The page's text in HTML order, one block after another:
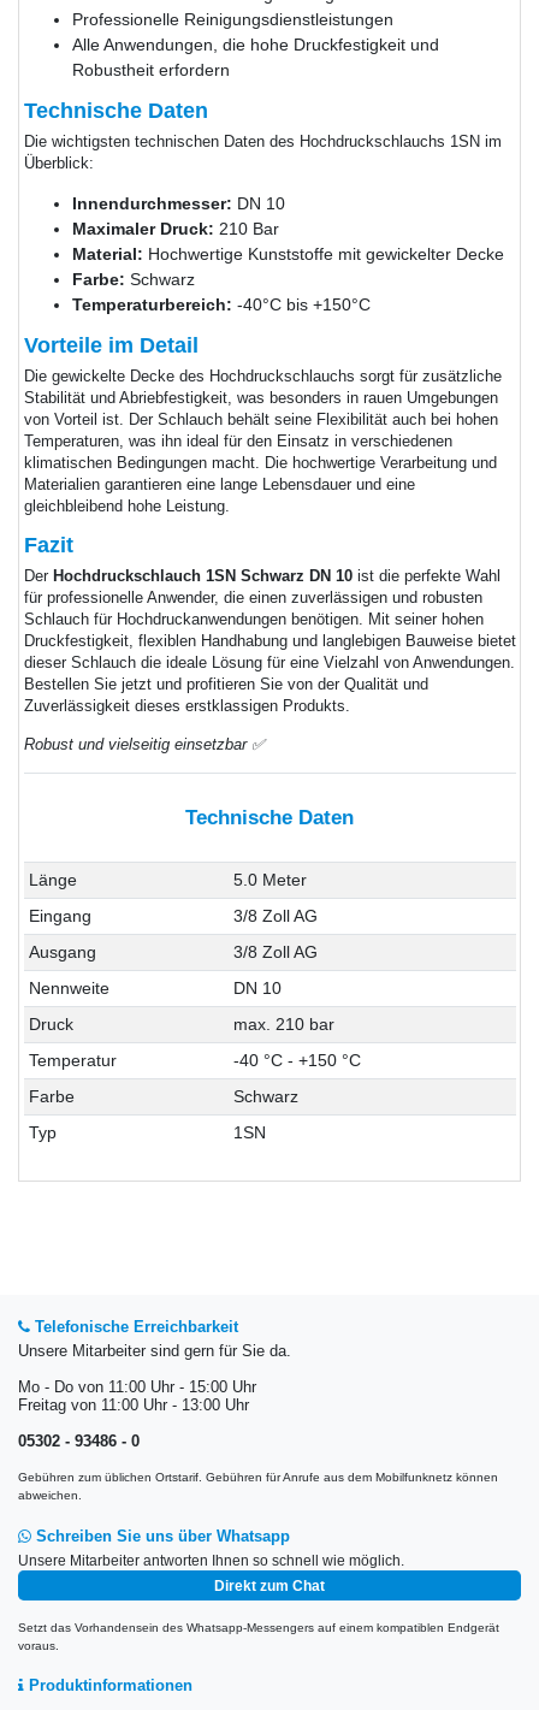
Professionelle Reinigungsdienstleistungen
Alle Anwendungen, die hohe Druckfestigkeit und
Robustheit erfordern
Technische Daten
Die wichtigsten technischen Daten des Hochdruckschlauchs 1SN im
Überblick:
Innendurchmesser: DN 10
Maximaler Druck: 210 Bar
Material: Hochwertige Kunststoffe mit gewickelter Decke
Farbe: Schwarz
Temperaturbereich: -40°C bis +150°C
Vorteile im Detail
Die gewickelte Decke des Hochdruckschlauchs sorgt für zusätzliche
Stabilität und Abriebfestigkeit, was besonders in rauen Umgebungen
von Vorteil ist. Der Schlauch behält seine Flexibilität auch bei hohen
Temperaturen, was ihn ideal für den Einsatz in verschiedenen
klimatischen Bedingungen macht. Die hochwertige Verarbeitung und
Materialien garantieren eine lange Lebensdauer und eine
gleichbleibend hohe Leistung.
Fazit
Der Hochdruckschlauch 1SN Schwarz DN 10ist die perfekte Wahl
für professionelle Anwender, die einen zuverlässigen und robusten
Schlauch für Hochdruckanwendungen benötigen. Mit seiner hohen
Druckfestigkeit, flexiblen Handhabung und langlebigen Bauweise bietet
dieser Schlauch die ideale Lösung für eine Vielzahl von Anwendungen.
Bestellen Sie jetzt und profitieren Sie von der Qualität und
Zuverlässigkeit dieses erstklassigen Produkts.
Robust und vielseitig einsetzbar ✅
Technische Daten
Länge
5.0 Meter
Eingang
3/8 Zoll AG
Ausgang
3/8 Zoll AG
Nennweite
DN 10
Druck
max. 210 bar
Temperatur
-40 °C - +150 °C
Farbe
Schwarz
Typ
1SN
Telefonische Erreichbarkeit
Unsere Mitarbeiter sind gern für Sie da.
Mo - Do von 11:00 Uhr - 15:00 Uhr
Freitag von 11:00 Uhr - 13:00 Uhr
05302 - 93486 - 0
Gebühren zum üblichen Ortstarif. Gebühren für Anrufe aus dem Mobilfunknetz können
abweichen.
Schreiben Sie uns über Whatsapp
Unsere Mitarbeiter antworten Ihnen so schnell wie möglich.
Direkt zum Chat
Setzt das Vorhandensein des Whatsapp-Messengers auf einem kompatiblen Endgerät
voraus.
Produktinformationen